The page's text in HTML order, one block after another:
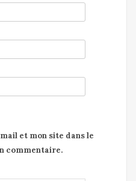
et mon site dans le
commentaire.